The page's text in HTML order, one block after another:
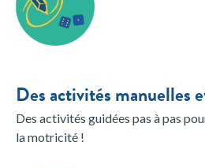
Des activités manuelles
Des activités guidées pas à pas
la motricité !